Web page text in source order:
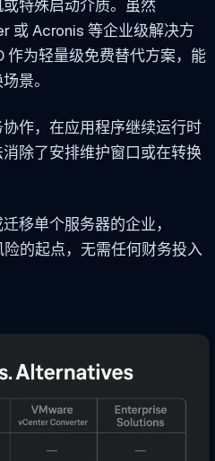
特殊启动介质。虽然
或 Acronis 等企业级解决方
为轻量级免费替代方案，能
景。
作，在应用程序继续运行时
除了安排维护窗口或在转换
移单个服务器的企业，
的起点，无需任何财务投入